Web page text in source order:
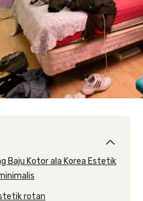
Baju Kotor ala Korea Estetik
rotan